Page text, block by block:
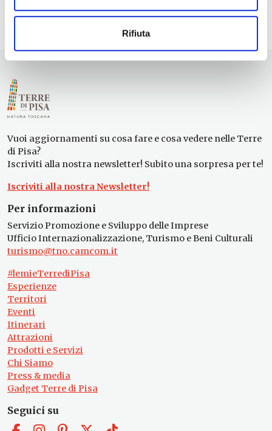
Rifiuta
Vuoi aggiornamenti su cosa fare e cosa vedere nelle Terre
di Pisa?
Iscriviti alla nostra newsletter! Subito una sorpresa per te!
Iscriviti alla nostra Newsletter!
Per informazioni
Servizio Promozione e Sviluppo delle Imprese
Ufficio Internazionalizzazione, Turismo e Beni Culturali
turismo@tno.camcom.it
#lemieTerrediPisa
Esperienze
Territori
Eventi
Itinerari
Attrazioni
Prodotti e Servizi
Chi Siamo
Press & media
Gadget Terre di Pisa
Seguici su